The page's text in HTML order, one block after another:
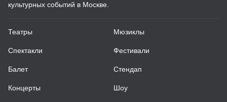
культурных событий в Москве.
Театры
Спектакли
Балет
Концерты
Мюзиклы
Фестивали
Стендап
Шоу